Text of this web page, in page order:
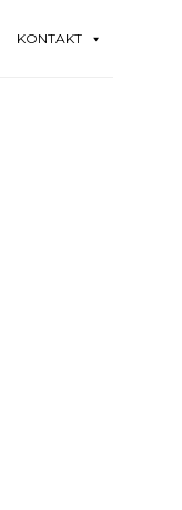
KONTAKT